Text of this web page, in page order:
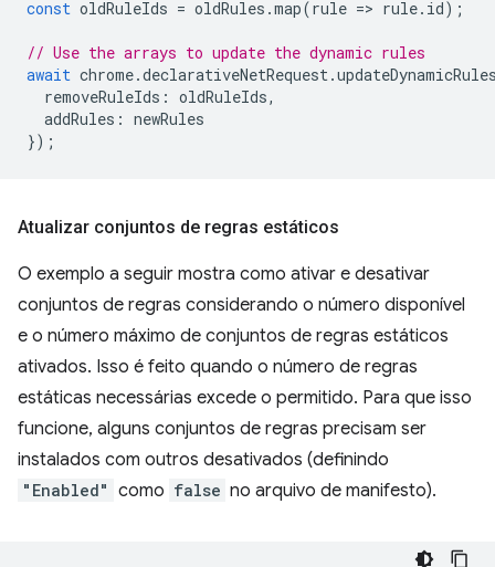
const oldRuleIds = oldRules .map(rule => rule. id);
// Use the arrays to update the dynamic rules
await chrome.declarativeNetRequest.
removeRuleIds : oldRuleIds,
addRules : newRules
});
Atualizar conjuntos de regras estáticos
O exemplo a seguir mostra como ativar e desativar
conjuntos de regras considerando o número disponível
e o número máximo de conjuntos de regras estáticos
ativados. Isso é feito quando o número de regras
estáticas necessárias excede o permitido. Para que isso
funcione, alguns conjuntos de regras precisam ser
instalados com outros desativados (definindo
"Enabled" como false no arquivo de manifesto).